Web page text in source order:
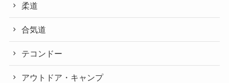
柔道
合気道
テコンドー
アウトドア・キャンプ